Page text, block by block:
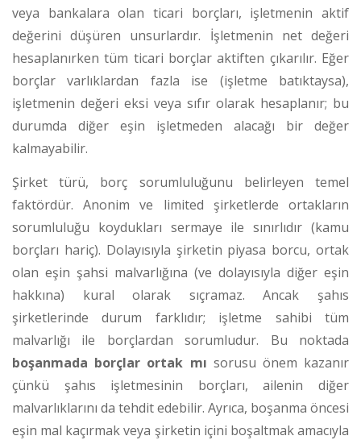
veya bankalara olan ticari borçları, işletmenin aktif
değerini düşüren unsurlardır. İşletmenin net değeri
hesaplanırken tüm ticari borçlar aktiften çıkarılır. Eğer
borçlar varlıklardan fazla ise (işletme batıktaysa),
işletmenin değeri eksi veya sıfır olarak hesaplanır; bu
durumda diğer eşin işletmeden alacağı bir değer
kalmayabilir.
Şirket türü, borç sorumluluğunu belirleyen temel
faktördür. Anonim ve limited şirketlerde ortakların
sorumluluğu koydukları sermaye ile sınırlıdır (kamu
borçları hariç). Dolayısıyla şirketin piyasa borcu, ortak
olan eşin şahsi malvarlığına (ve dolayısıyla diğer eşin
hakkına) kural olarak sıçramaz. Ancak şahıs
şirketlerinde durum farklıdır; işletme sahibi tüm
malvarlığı ile borçlardan sorumludur. Bu noktada
boşanmada borçlar ortak mı sorusu önem kazanır
çünkü şahıs işletmesinin borçları, ailenin diğer
malvarlıklarını da tehdit edebilir. Ayrıca, boşanma öncesi
eşin mal kaçırmak veya şirketin içini boşaltmak amacıyla